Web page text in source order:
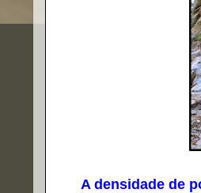
A densidade de